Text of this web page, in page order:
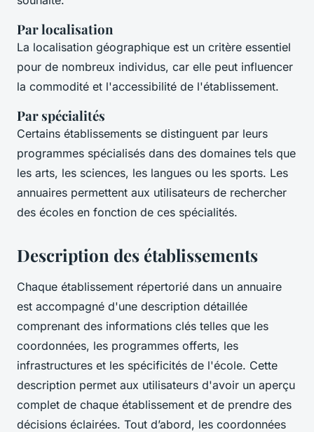
Par localisation
La localisation géographique est un critère essentiel
pour de nombreux individus, car elle peut influencer
la commodité et l'accessibilité de l'établissement.
Par spécialités
Certains établissements se distinguent par leurs
programmes spécialisés dans des domaines tels que
les arts, les sciences, les langues ou les sports. Les
annuaires permettent aux utilisateurs de rechercher
des écoles en fonction de ces spécialités.
Description des établissements
Chaque établissement répertorié dans un annuaire
est accompagné d'une description détaillée
comprenant des informations clés telles que les
coordonnées, les programmes offerts, les
infrastructures et les spécificités de l'école. Cette
description permet aux utilisateurs d'avoir un aperçu
complet de chaque établissement et de prendre des
décisions éclairées. Tout d’abord, les coordonnées